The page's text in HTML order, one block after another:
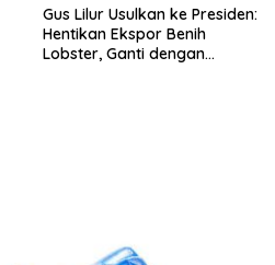
Gus Lilur Usulkan ke Presiden:
Hentikan Ekspor Benih
Lobster, Ganti dengan